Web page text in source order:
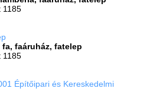
1185
faáruház, fatelep
1185
Építőipari és Kereskedelmi